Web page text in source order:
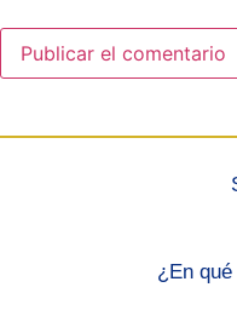
¿En